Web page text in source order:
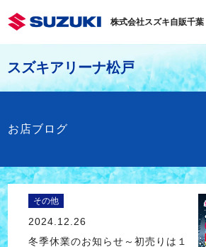
株式会社スズキ自販千葉
スズキアリーナ松戸
お店ブログ
その他
2024.12.26
冬季休業のお知らせ～初売りは１